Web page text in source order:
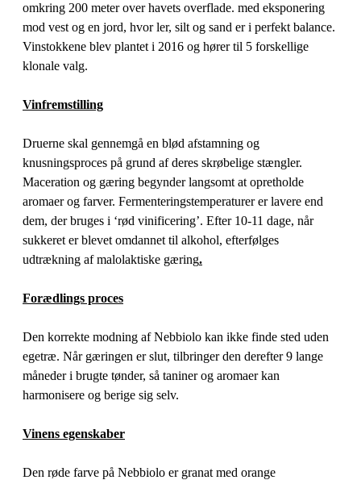
omkring 200 meter over havets overflade. med eksponering
mod vest og en jord, hvor ler, silt og sand er i perfekt balance.
Vinstokkene blev plantet i 2016 og hører til 5 forskellige
klonale valg.
Vinfremstilling
Druerne skal gennemgå en blød afstamning og
knusningsproces på grund af deres skrøbelige stængler.
Maceration og gæring begynder langsomt at opretholde
aromaer og farver. Fermenteringstemperaturer er lavere end
dem, der bruges i ‘rød vinificering’. Efter 10-11 dage, når
sukkeret er blevet omdannet til alkohol, efterfølges
udtrækning af malolaktiske gæring.
Forædlings proces
Den korrekte modning af Nebbiolo kan ikke finde sted uden
egetræ. Når gæringen er slut, tilbringer den derefter 9 lange
måneder i brugte tønder, så taniner og aromaer kan
harmonisere og berige sig selv.
Vinens egenskaber
Den røde farve på Nebbiolo er granat med orange